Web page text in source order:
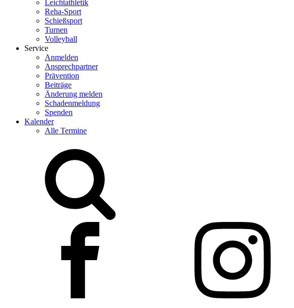
Leichtathletik
Reha-Sport
Schießsport
Turnen
Volleyball
Service
Anmelden
Ansprechpartner
Prävention
Beiträge
Änderung melden
Schadenmeldung
Spenden
Kalender
Alle Termine